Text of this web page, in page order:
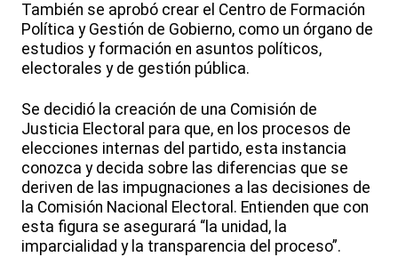
También se aprobó crear el Centro de Formación
Política y Gestión de Gobierno, como un órgano de
estudios y formación en asuntos políticos,
electorales y de gestión pública.
Se decidió la creación de una Comisión de
Justicia Electoral para que, en los procesos de
elecciones internas del partido, esta instancia
conozca y decida sobre las diferencias que se
deriven de las impugnaciones a las decisiones de
la Comisión Nacional Electoral. Entienden que con
esta figura se asegurará “la unidad, la
imparcialidad y la transparencia del proceso”.